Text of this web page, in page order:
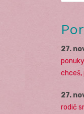
27.
chceš,
27.
rodič